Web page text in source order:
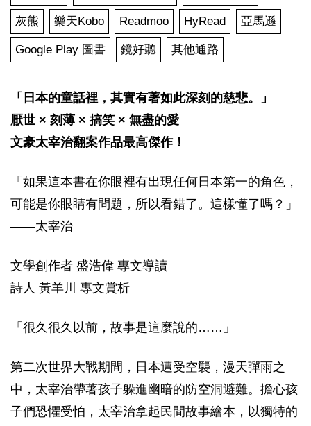
灰熊 樂天Kobo Readmoo HyRead 亞馬遜
Google Play 圖書 鏡好聽 其他通路
「日本的童話裡，其實有著如此深刻的慈悲。」
厭世 × 刻薄 × 搞笑 × 無盡的愛
文豪太宰治翻案作品最高傑作！
「如果這本書在你眼裡有出現任何日本第一的角色，
可能是你眼睛有問題，所以看錯了。這樣懂了嗎？」
——太宰治
文學創作者 盛浩偉 專文導讀
詩人 黃羊川 專文賞析
「很久很久以前，故事是這麼說的……」
第二次世界大戰期間，日本遭受空襲，漫天彈雨之
中，太宰治帶著孩子躲進幽暗的防空洞避難。擔心孩
子們恐懼受怕，太宰治拿起民間故事繪本，以獨特的